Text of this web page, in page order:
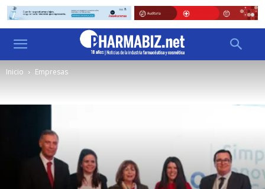
Inicio Empresas